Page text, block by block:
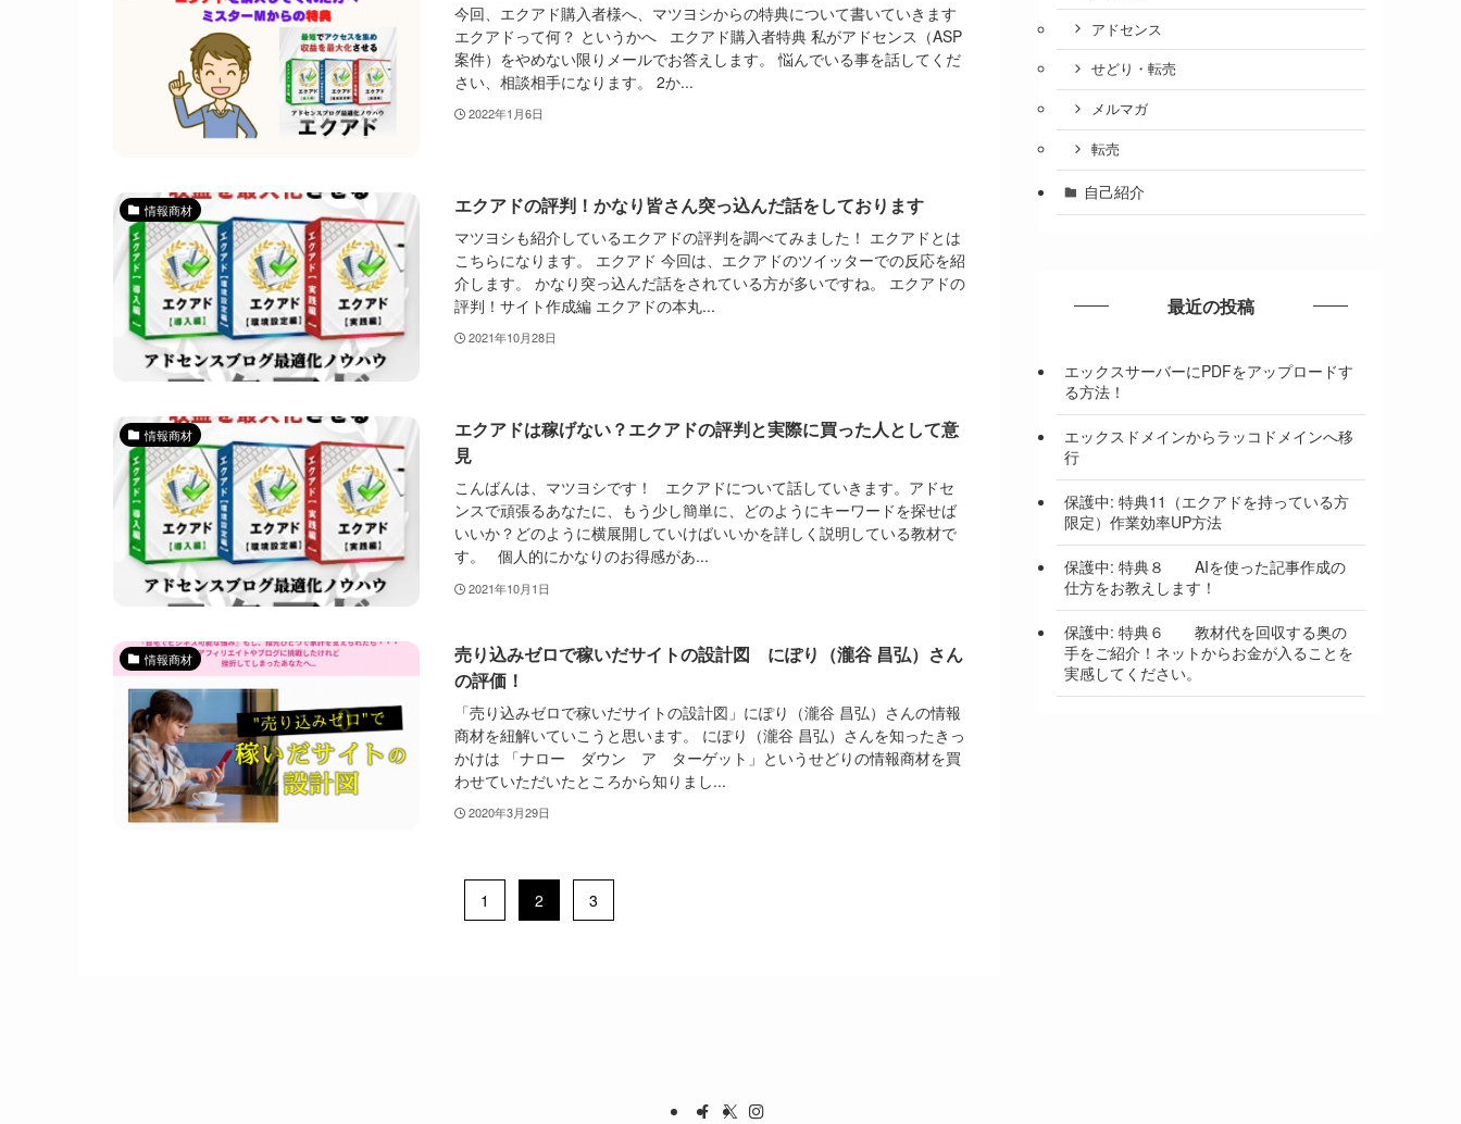
今回、エクアド購入者様へ、マツヨシからの特典について書いていきます
エクアドって何？ というかへ エクアド購入者特典 私がアドセンス（ASP
案件）をやめない限りメールでお答えします。 悩んでいる事を話してくだ
さい、相談相手になります。 2か...
2022年1月6日
情報商材 エクアドの評判！かなり皆さん突っ込んだ話をしております
マツヨシも紹介しているエクアドの評判を調べてみました！ エクアドとは
こちらになります。 エクアド 今回は、エクアドのツイッターでの反応を紹
介します。 かなり突っ込んだ話をされている方が多いですね。 エクアドの
評判！サイト作成編 エクアドの本丸...
2021年10月28日
情報商材
エクアドは稼げない？エクアドの評判と実際に買った人として意
見
こんばんは、マツヨシです！ エクアドについて話していきます。アドセ
ンスで頑張るあなたに、もう少し簡単に、どのようにキーワードを探せば
いいか？どのように横展開していけばいいかを詳しく説明している教材で
す。 個人的にかなりのお得感があ...
2021年10月1日
情報商材
売り込みゼロで稼いだサイトの設計図 にぽり（瀧谷 昌弘）さん
の評価！
「売り込みゼロで稼いだサイトの設計図」にぽり（瀧谷 昌弘）さんの情報
商材を紐解いていこうと思います。 にぽり（瀧谷 昌弘）さんを知ったきっ
かけは 「ナロー ダウン ア ターゲット」というせどりの情報商材を買
わせていただいたところから知りまし...
2020年3月29日
1 2 3
アドセンス
せどり・転売
メルマガ
転売
自己紹介
最近の投稿
エックスサーバーにPDFをアップロードす
る方法！
エックスドメインからラッコドメインへ移
行
保護中: 特典11（エクアドを持っている方
限定）作業効率UP方法
保護中: 特典８ AIを使った記事作成の
仕方をお教えします！
保護中: 特典６ 教材代を回収する奥の
手をご紹介！ネットからお金が入ることを
実感してください。